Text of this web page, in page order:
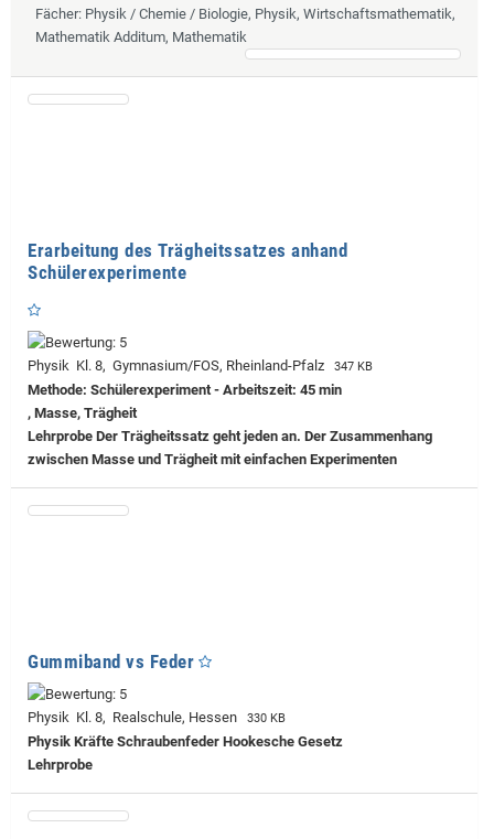
Fächer: Physik / Chemie / Biologie, Physik, Wirtschaftsmathematik,
Mathematik Additum, Mathematik
Erarbeitung des Trägheitssatzes anhand
Schülerexperimente
Physik Kl. 8, Gymnasium/FOS, Rheinland-Pfalz 347 KB
Methode: Schülerexperiment - Arbeitszeit: 45 min
, Masse, Trägheit
Lehrprobe Der Trägheitssatz geht jeden an. Der Zusammenhang
zwischen Masse und Trägheit mit einfachen Experimenten
Gummiband vs Feder
Physik Kl. 8, Realschule, Hessen 330 KB
Physik Kräfte Schraubenfeder Hookesche Gesetz
Lehrprobe